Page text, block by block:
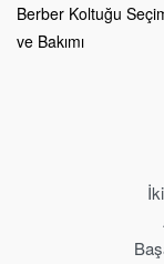
Berber Koltuğu
ve Bakımı